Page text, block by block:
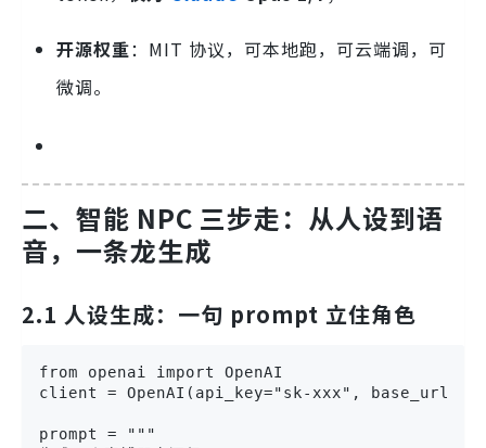
开源权重：MIT 协议，可本地跑，可云端调，可
微调。
二、智能 NPC 三步走：从人设到语
音，一条龙生成
2.1 人设生成：一句 prompt 立住角色
from openai import OpenAI
client = OpenAI(api_key="sk-xxx",
prompt = """